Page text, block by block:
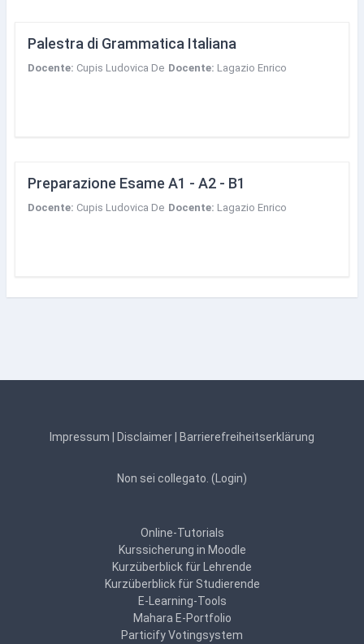
Palestra di Grammatica Italiana
Docente: Cupis Ludovica De Docente: Lagazio Enrico
Preparazione Esame A1 - A2 - B1
Docente: Cupis Ludovica De Docente: Lagazio Enrico
Impressum Disclaimer Barrierefreiheitserklärung
Non sei collegato. ( Login)
Online-Tutorials
Kurssicherung in Moodle
Kurzüberblick für Lehrende
Kurzüberblick für Studierende
E-Learning-Tools
Mahara E-Portfolio
Particify Votingsystem